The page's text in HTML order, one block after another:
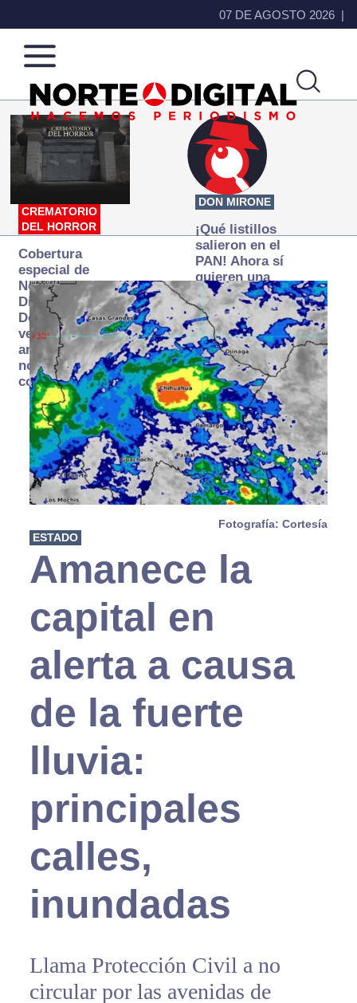
07 DE AGOSTO 2026
Norte
de
Ciudad
Más
que
noticias,
hacemos periodismo
CREMATORIO
DEL HORROR
Cobertura
especial de
Norte
Digital:
Donde la
verdad
arde… pero
no se
consume
DON MIRONE
¡Qué listillos
salieron en el
PAN! Ahora sí
quieren una
Fiscalía
autónoma… y
transexenal
Fotografía: Cortesía
ESTADO
Amanece la
capital en
alerta a causa
de la fuerte
lluvia:
principales
calles,
inundadas
Llama Protección Civil a no
circular por las avenidas de